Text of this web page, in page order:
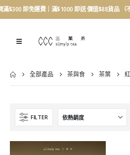
滿$300 即免運費｜滿$1000 即送 價值$88貨品
全部產品 茶與食 茶葉
FILTER